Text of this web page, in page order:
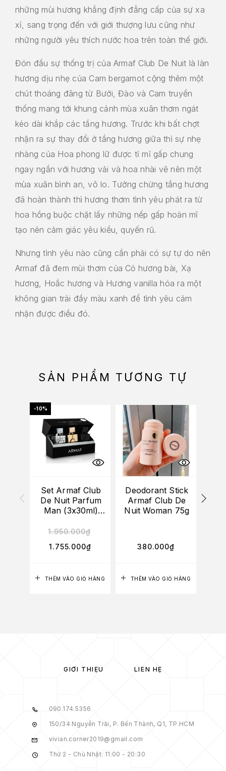
những mùi hương khẳng định đẳng cấp của sự xa
xỉ, sang trọng đến với giới thượng lưu cũng như
những người yêu thích nước hoa trên toàn thế giới.
Đón đầu sự thống trị của Armaf Club De Nuit là làn
hương dịu nhẹ của Cam bergamot cộng thêm một
chút thoáng đãng từ Bưởi, Đào và Cam truyền
thống mang tới khung cảnh mùa xuân thơm ngát
kéo dài khắp các tầng hương. Trước khi bất chợt
nhận ra sự thay đổi ở tầng hương giữa thì sự nhẹ
nhàng của Hoa phong lữ được tỉ mỉ gấp chung
ngay ngắn với hương vải và hoa nhài vẽ nên một
mùa xuân bình an, vô lo. Tưởng chừng tầng hương
đã hoàn thành thì hương thơm tình yêu phát ra từ
hoa hồng buộc chặt lấy những nếp gấp hoàn mĩ
tạo nên cảm giác yêu kiều, quyến rũ.
Nhưng tình yêu nào cũng cần phải có sự tự do nên
Armaf đã đem mùi thơm của Cỏ hương bài, Xạ
hương, Hoắc hương và Hương vanilla hóa ra một
không gian trải đầy màu xanh để tình yêu cảm
nhận được điều đó.
SẢN PHẨM TƯƠNG TỰ
-10%
THÊM VÀO GIỎ HÀNG
Set Armaf Club
De Nuit Parfum
Man (3x30ml)
Man+ Milestone)
1.950.000₫
1.755.000₫
THÊM VÀO GIỎ HÀNG
Deodorant Stick
Armaf Club De
Nuit Woman 75g
380.000₫
GIỚI THIỆU LIÊN HỆ
090.174.5356
150/34 Nguyễn Trãi, P. Bến Thành, Q1, TP.HCM
vivian.corner2019@gmail.com
Thứ 2 - Chủ Nhật: 11:00 - 20:30